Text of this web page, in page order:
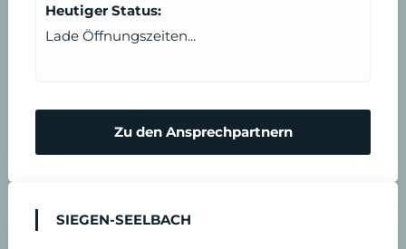
Heutiger Status:
Lade Öffnungszeiten...
Zu den Ansprechpartnern
SIEGEN-SEELBACH